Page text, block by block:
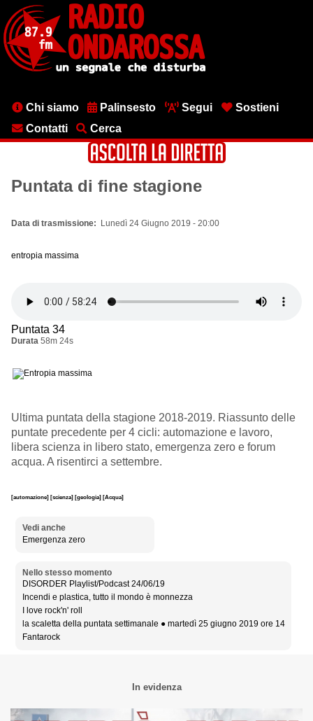
contenuto
principale
MenuChi siamo Palinsesto Segui
Sostieni
Contatti
Cerca
Puntata di fine stagione
Data di trasmissione Lunedì 24 Giugno 2019 - 20:00
entropia massima
Puntata 34
Durata 58m 24s
Ultima puntata della stagione 2018-2019. Riassunto delle
puntate precedente per 4 cicli: automazione e lavoro,
libera scienza in libero stato, emergenza zero e forum
acqua. A risentirci a settembre.
[automazione] [scienza] [geologia] [Acqua]
Vedi anche
Emergenza zero
Nello stesso momento
DISORDER Playlist/Podcast 24/06/19
Incendi e plastica, tutto il mondo è monnezza
I love rock'n' roll
la scaletta della puntata settimanale ● martedì 25 giugno 2019 ore 14
Fantarock
In evidenza